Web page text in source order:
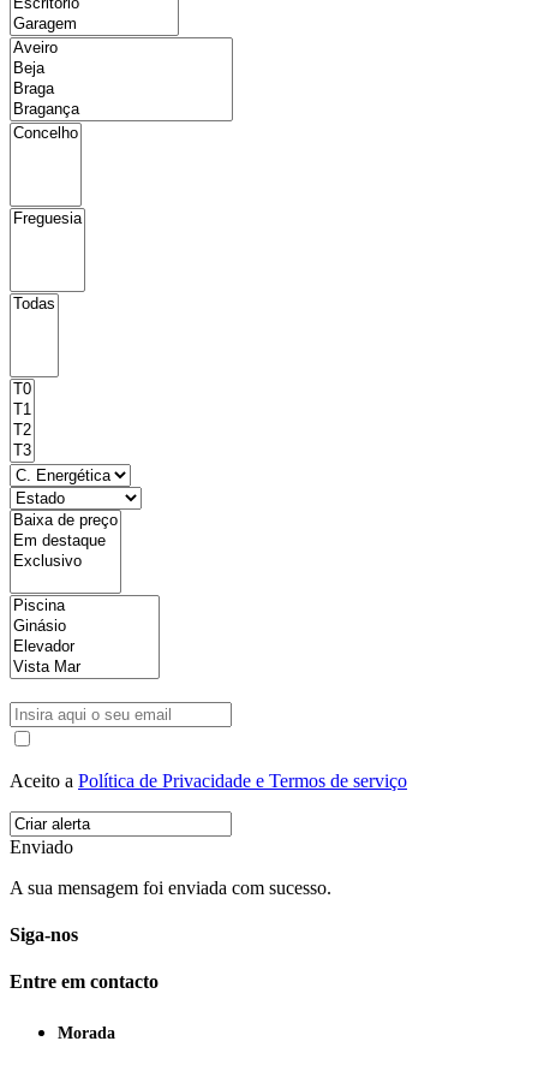
Aceito a Política de Privacidade e Termos de serviço
Enviado
A sua mensagem foi enviada com sucesso.
Siga-nos
Entre em contacto
Morada